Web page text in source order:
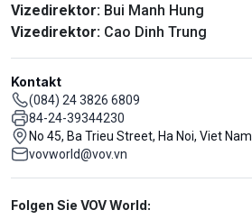
Vizedirektor: Bui Manh Hung
Vizedirektor: Cao Dinh Trung
Kontakt
(084) 24 3826 6809
84-24-39344230
No 45, Ba Trieu Street, Ha Noi, Viet Nam
vovworld@vov.vn
Mạng xã hội
Folgen Sie VOV World: